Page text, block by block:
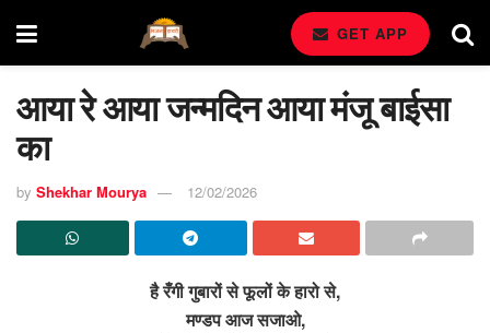
GET APP
आया रे आया जन्मदिन आया मंजू बाईसा
का
by Shekhar Mourya 12/02/2026
है रँगी गुबारों से फूलों के हारो से,
मण्डप आज सजाओ,